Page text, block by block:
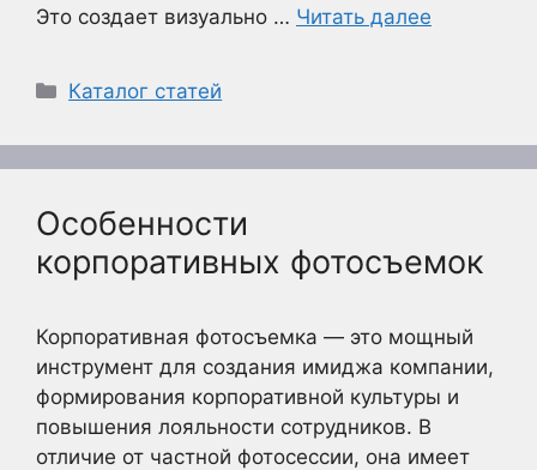
Это создает визуально … Читать далее
Рубрики
Каталог статей
Особенности
корпоративных фотосъемок
Корпоративная фотосъемка — это мощный
инструмент для создания имиджа компании,
формирования корпоративной культуры и
повышения лояльности сотрудников. В
отличие от частной фотосессии, она имеет